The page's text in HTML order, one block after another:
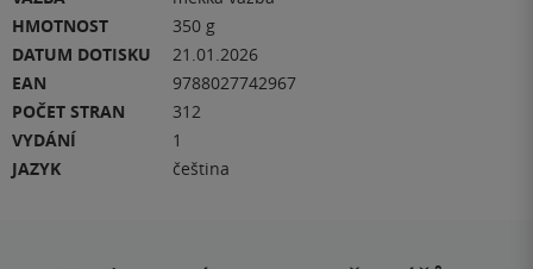
HMOTNOST
350 g
DATUM DOTISKU
21.01.2026
EAN
9788027742967
POČET STRAN
312
VYDÁNÍ
1
JAZYK
čeština